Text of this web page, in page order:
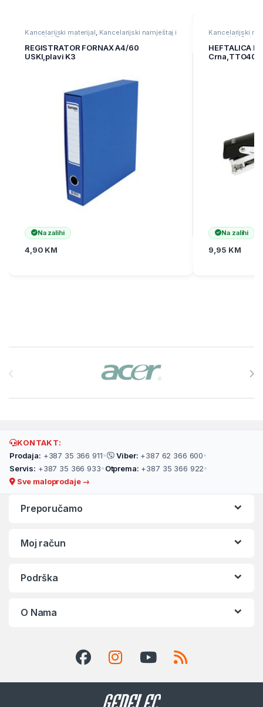
Kancelarijski materijal, Kancelarijski namještaj i
materijal Registratori
REGISTRATOR FORNAX A4/60
USKI,plavi K3
Na zalihi
4,90 KM
Kancelarijski
materijal Ostali
HEFTALICA
Na zalihi
9,95 KM
KONTAKT:
Prodaja: +387 35 366 911• Viber: +387 62 366 600•
Servis: +387 35 366 933• Otprema: +387 35 366 922•
Sve maloprodaje →
Preporučamo
Moj račun
Podrška
O Nama